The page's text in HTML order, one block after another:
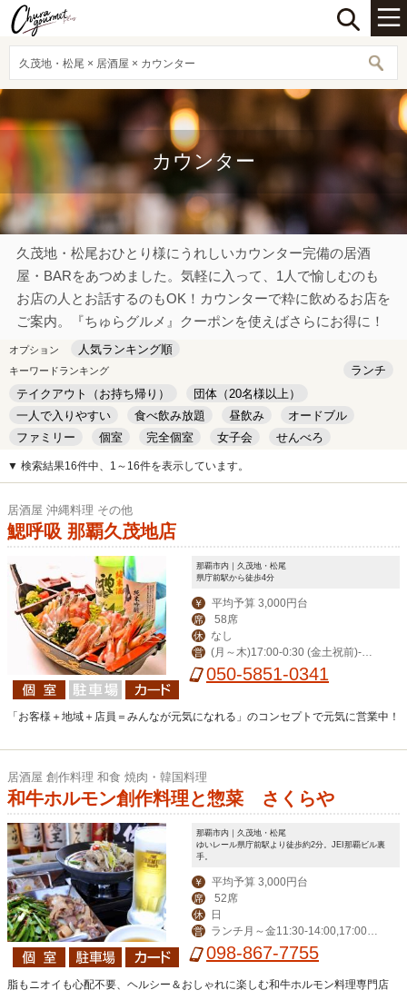
久茂地・松尾 × 居酒屋 × カウンター
カウンター
久茂地・松尾おひとり様にうれしいカウンター完備の居酒
屋・BARをあつめました。気軽に入って、1人で愉しむのも
お店の人とお話するのもOK！カウンターで粋に飲めるお店を
ご案内。『ちゅらグルメ』クーポンを使えばさらにお得に！
オプション 人気ランキング順
キーワードランキング
ランチ
テイクアウト（お持ち帰り）
団体（20名様以上）
一人で入りやすい
食べ飲み放題 昼飲み
オードブル
ファミリー
個室 完全個室 女子会
せんべろ
キッズルーム
安い デート
▼ 検索結果16件中、1～16件を表示しています。
居酒屋 沖縄料理 その他
鰓呼吸 那覇久茂地店
那覇市内｜久茂地・松尾
県庁前駅から徒歩4分
￥ 平均予算 3,000円台
席 58席
休 なし
営
(月～木)17:00-0:30 (金土祝前)‐翌
1:00(日)‐0:00
050-5851-0341
「お客様＋地域＋店員＝みんなが元気になれる」のコンセプトで元気に営業中！
居酒屋 創作料理 和食 焼肉・韓国料理
和牛ホルモン創作料理と惣菜 さくらや
那覇市内｜久茂地・松尾
ゆいレール県庁前駅より徒歩約2分。JEI那覇ビル裏
手。
￥ 平均予算 3,000円台
席 52席
休 日
営
ランチ月～金11:30-14:00,17:00-2
4:00（LO 23:00）,祝日17:00-24:00
098-867-7755
脂もニオイも心配不要、ヘルシー＆おしゃれに楽しむ和牛ホルモン料理専門店